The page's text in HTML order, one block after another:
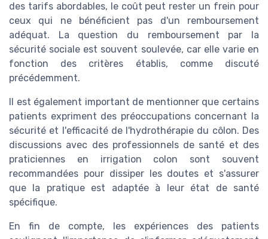
des tarifs abordables, le coût peut rester un frein pour
ceux qui ne bénéficient pas d'un remboursement
adéquat. La question du remboursement par la
sécurité sociale est souvent soulevée, car elle varie en
fonction des critères établis, comme discuté
précédemment.
Il est également important de mentionner que certains
patients expriment des préoccupations concernant la
sécurité et l'efficacité de l'hydrothérapie du côlon. Des
discussions avec des professionnels de santé et des
praticiennes en irrigation colon sont souvent
recommandées pour dissiper les doutes et s'assurer
que la pratique est adaptée à leur état de santé
spécifique.
En fin de compte, les expériences des patients